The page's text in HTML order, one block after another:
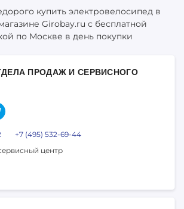
купить электровелосипед в
Girobay.ru с бесплатной
по Москве в день покупки
ПРОДАЖ И СЕРВИСНОГО
+7 (495) 532-69-44
центр